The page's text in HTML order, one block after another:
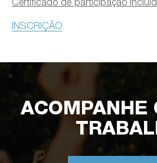
INSCRIÇÃO
ACOMPANHE